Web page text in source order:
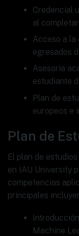
Credencial
al
Acceso a la
egresados
Asesoría
estudiante
Plan de
europeos e
Plan de
El plan de estudios
en IAU University
competencias
principales
Machine